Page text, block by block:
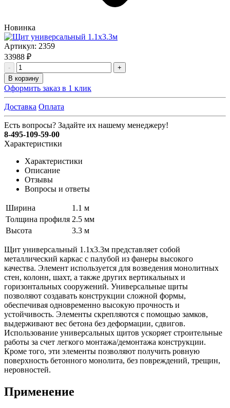
Новинка
Артикул: 2359
33988 ₽
-
+
В корзину
Оформить заказ в 1 клик
Доставка Оплата
Есть вопросы? Задайте их нашему менеджеру!
8-495-109-59-00
Характеристики
Характеристики
Описание
Отзывы
Вопросы и ответы
Ширина
1.1 м
Толщина профиля 2.5 мм
Высота
3.3 м
Щит универсальный 1.1x3.3м представляет собой
металлический каркас с палубой из фанеры высокого
качества. Элемент используется для возведения монолитных
стен, колонн, шахт, а также других вертикальных и
горизонтальных сооружений. Универсальные щиты
позволяют создавать конструкции сложной формы,
обеспечивая одновременно высокую прочность и
устойчивость. Элементы скрепляются с помощью замков,
выдерживают вес бетона без деформации, сдвигов.
Использование универсальных щитов ускоряет строительные
работы за счет легкого монтажа/демонтажа конструкции.
Кроме того, эти элементы позволяют получить ровную
поверхность бетонного монолита, без повреждений, трещин,
неровностей.
Применение